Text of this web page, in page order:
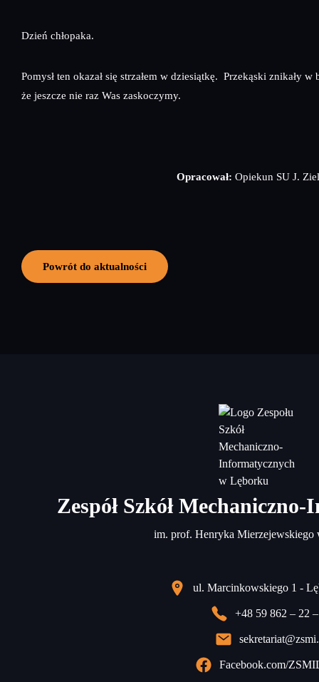
Dzień chłopaka.
Pomysł ten okazał się strzałem w dziesiątkę. Przekąski znikały
że jeszcze nie raz Was zaskoczymy.
Opracował: Opiekun SU J.
Powrót do aktualności
Zespół Szkół
im. prof. Henryka Mierzejewskiego
ul. Marcinkowskiego 1 -
+48 59 862 – 22
Facebook.com/